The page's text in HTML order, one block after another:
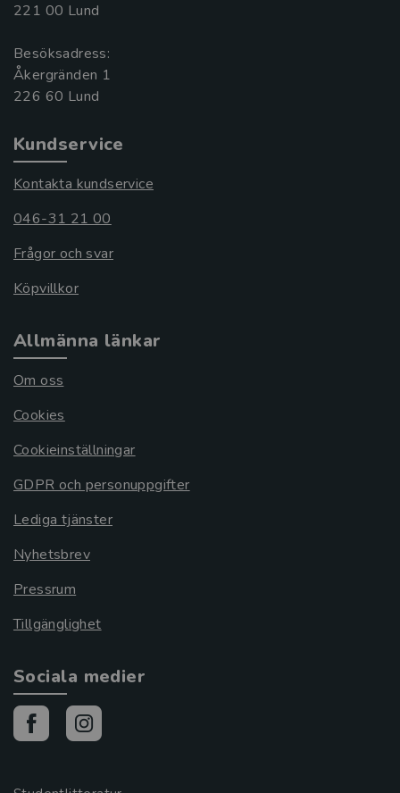
221 00 Lund
Besöksadress:
Åkergränden 1
Kundservice
Kontakta kundservice
046-31 21 00
Frågor och svar
Köpvillkor
Allmänna länkar
Om oss
Cookies
Cookieinställningar
GDPR och personuppgifter
Lediga tjänster
Nyhetsbrev
Pressrum
Tillgänglighet
Sociala medier